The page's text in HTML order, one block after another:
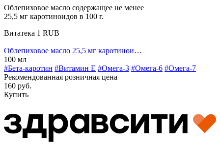
Облепиховое масло содержащее не менее
25,5 мг каротиноидов в 100 г.
Витатека 1 RUB
Облепиховое масло 25,5 мг каротинои…
100 мл
#Бета-каротин #Витамин E #Омега-3 #Омега-6 #Омега-7
Рекомендованная розничная цена
160 руб.
Купить